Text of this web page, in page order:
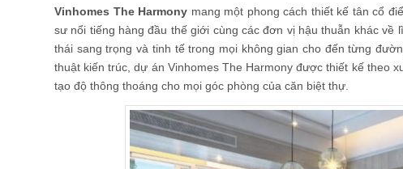
Vinhomes The Harmony mang một phong cách thiết kế tân cổ
sư nổi tiếng hàng đầu thế giới cùng các đơn vị hậu thuẫn khác
thái sang trọng và tinh tế trong mọi không gian cho đến từng
thuật kiến trúc, dự án Vinhomes The Harmony được thiết kế theo
tạo độ thông thoáng cho mọi góc phòng của căn biệt thự.